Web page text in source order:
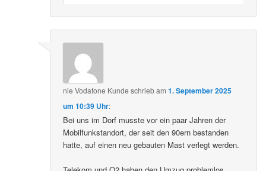
nie Vodafone Kunde schriebam1. September 2025
um 10:39 Uhr:
Bei uns im Dorf musste vor ein paar Jahren der
Mobilfunkstandort, der seit den 90ern bestanden
hatte, auf einen neu gebauten Mast verlegt werden.